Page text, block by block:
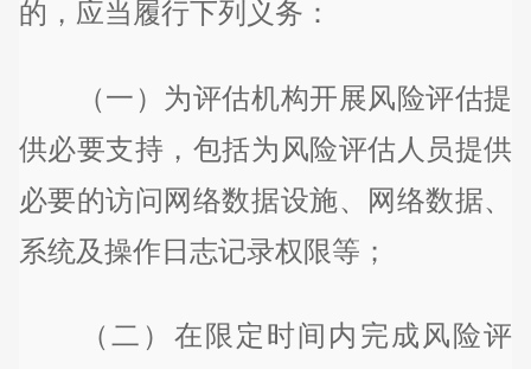
的，应当履行下列义务：
（一）为评估机构开展风险评估提
供必要支持，包括为风险评估人员提供
必要的访问网络数据设施、网络数据、
系统及操作日志记录权限等；
（二）在限定时间内完成风险评